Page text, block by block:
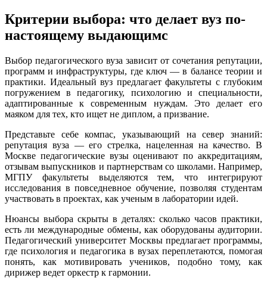
Критерии выбора: что делает вуз по-
настоящему выдающимс
Выбор педагогического вуза зависит от сочетания репутации,
программ и инфраструктуры, где ключ — в балансе теории и
практики. Идеальный вуз предлагает факультеты с глубоким
погружением в педагогику, психологию и специальности,
адаптированные к современным нуждам. Это делает его
маяком для тех, кто ищет не диплом, а призвание.
Представьте себе компас, указывающий на север знаний:
репутация вуза — его стрелка, нацеленная на качество. В
Москве педагогические вузы оценивают по аккредитациям,
отзывам выпускников и партнерствам со школами. Например,
МГПУ факультеты выделяются тем, что интегрируют
исследования в повседневное обучение, позволяя студентам
участвовать в проектах, как ученым в лаборатории идей.
Нюансы выбора скрыты в деталях: сколько часов практики,
есть ли международные обмены, как оборудованы аудитории.
Педагогический университет Москвы предлагает программы,
где психология и педагогика в вузах переплетаются, помогая
понять, как мотивировать учеников, подобно тому, как
дирижер ведет оркестр к гармонии.